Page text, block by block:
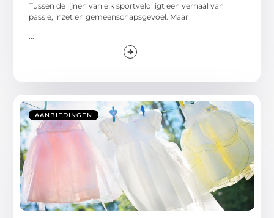
Tussen de lijnen van elk sportveld ligt een verhaal van
passie, inzet en gemeenschapsgevoel. Maar
...
AANBIEDINGEN